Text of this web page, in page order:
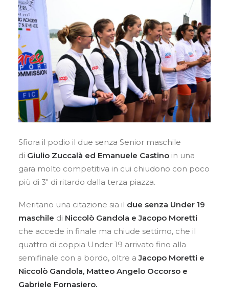
Sfiora il podio il due senza Senior maschile
di Giulio Zuccalà ed Emanuele Castino in una
gara molto competitiva in cui chiudono con poco
più di 3″ di ritardo dalla terza piazza.
Meritano una citazione sia il due senza Under 19
maschile di Niccolò Gandola e Jacopo Moretti
che accede in finale ma chiude settimo, che il
quattro di coppia Under 19 arrivato fino alla
semifinale con a bordo, oltre aJacopo Moretti e
Niccolò Gandola, Matteo Angelo Occorso e
Gabriele Fornasiero.